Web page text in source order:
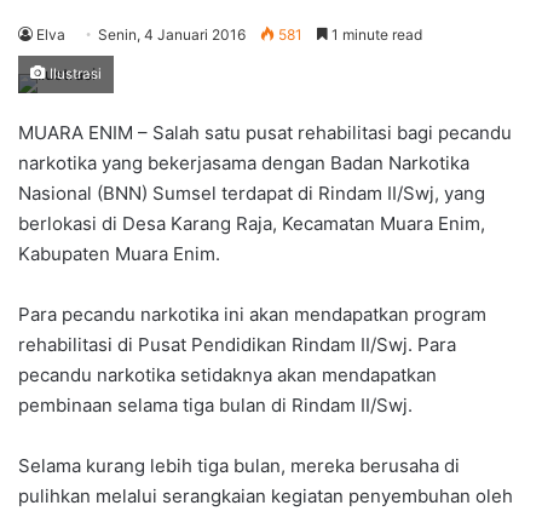
Elva Senin, 4 Januari 2016 581 1 minute read
Ilustrasi
MUARA ENIM – Salah satu pusat rehabilitasi bagi pecandu
narkotika yang bekerjasama dengan Badan Narkotika
Nasional (BNN) Sumsel terdapat di Rindam II/Swj, yang
berlokasi di Desa Karang Raja, Kecamatan Muara Enim,
Kabupaten Muara Enim.
Para pecandu narkotika ini akan mendapatkan program
rehabilitasi di Pusat Pendidikan Rindam II/Swj. Para
pecandu narkotika setidaknya akan mendapatkan
pembinaan selama tiga bulan di Rindam II/Swj.
Selama kurang lebih tiga bulan, mereka berusaha di
pulihkan melalui serangkaian kegiatan penyembuhan oleh